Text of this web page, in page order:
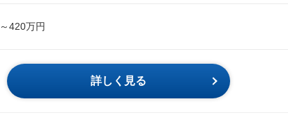
420万円
詳しく見る